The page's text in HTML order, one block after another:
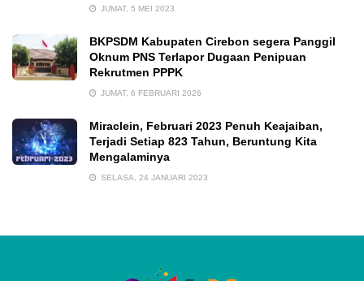
JUMAT, 5 MEI 2023
BKPSDM Kabupaten Cirebon segera Panggil
Oknum PNS Terlapor Dugaan Penipuan
Rekrutmen PPPK
JUMAT, 6 FEBRUARI 2026
Miraclein, Februari 2023 Penuh Keajaiban,
Terjadi Setiap 823 Tahun, Beruntung Kita
Mengalaminya
SELASA, 24 JANUARI 2023